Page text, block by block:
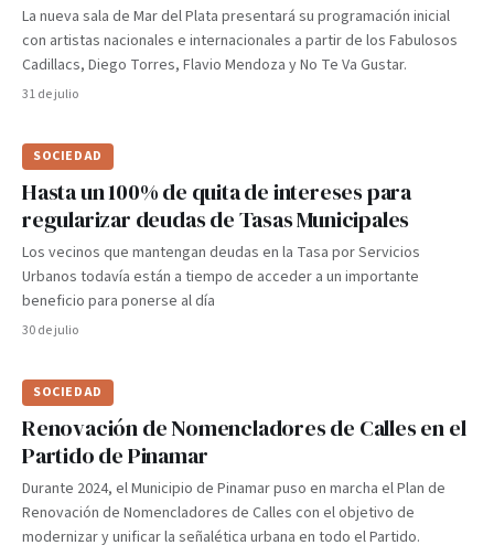
La nueva sala de Mar del Plata presentará su programación inicial
con artistas nacionales e internacionales a partir de los Fabulosos
Cadillacs, Diego Torres, Flavio Mendoza y No Te Va Gustar.
31 de julio
SOCIEDAD
Hasta un 100% de quita de intereses para
regularizar deudas de Tasas Municipales
Los vecinos que mantengan deudas en la Tasa por Servicios
Urbanos todavía están a tiempo de acceder a un importante
beneficio para ponerse al día
30 de julio
SOCIEDAD
Renovación de Nomencladores de Calles en el
Partido de Pinamar
Durante 2024, el Municipio de Pinamar puso en marcha el Plan de
Renovación de Nomencladores de Calles con el objetivo de
modernizar y unificar la señalética urbana en todo el Partido.